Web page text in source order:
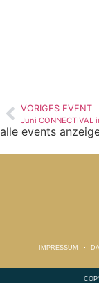
VORIGES EVENT
Juni CONNECTIVAL
alle events
IMPRESSUM